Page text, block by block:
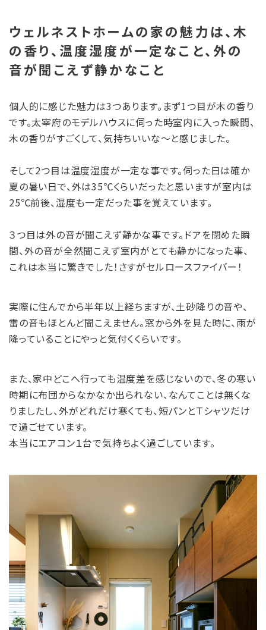
ウェルネストホームの家の魅力は、木
の香り、温度湿度が一定なこと、外の
音が聞こえず静かなこと
個人的に感じた魅力は3つあります。まず1つ目が木の香り
です。太宰府のモデルハウスに伺った時室内に入った瞬間、
木の香りがすごくして、気持ちいいな～と感じました。
そして2つ目は温度湿度が一定な事です。伺った日は確か
夏の暑い日で、外は35℃くらいだったと思いますが室内は
25℃前後、湿度も一定だった事を覚えています。
３つ目は外の音が聞こえず静かな事です。ドアを閉めた瞬
間、外の音が全然聞こえず室内がとても静かになった事、
これは本当に驚きでした！さすがセルロースファイバー！
実際に住んでから半年以上経ちますが、土砂降りの音や、
雷の音もほとんど聞こえません。窓から外を見た時に、雨が
降っていることにやっと気付くくらいです。
また、家中どこへ行っても温度差を感じないので、冬の寒い
時期に布団からなかなか出られない、なんてことは無くな
りましたし、外がどれだけ寒くても、短パンとＴシャツだけ
で過ごせています。
本当にエアコン１台で気持ちよく過ごしています。